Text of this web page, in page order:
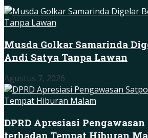
Musda Golkar Samarinda
Andi Satya Tanpa Lawan
Agustus 7, 2026
DPRD Apresiasi Pengawasan
terhadap Tempat Hiburan